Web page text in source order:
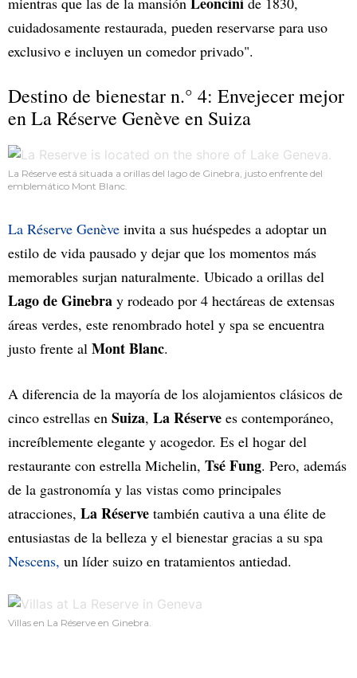
cuidadosamente restaurada, pueden reservarse para uso
exclusivo e incluyen un comedor privado".
Destino de bienestar n.° 4: Envejecer mejor
en La Réserve Genève en Suiza
La Réserve está situada a orillas del lago de Ginebra, justo enfrente del
emblemático Mont Blanc.
La Réserve Genève invita a sus huéspedes a adoptar un
estilo de vida pausado y dejar que los momentos más
memorables surjan naturalmente. Ubicado a orillas del
Lago de Ginebra y rodeado por 4 hectáreas de extensas
áreas verdes, este renombrado hotel y spa se encuentra
justo frente al Mont Blanc.
A diferencia de la mayoría de los alojamientos clásicos de
cinco estrellas en Suiza, La Réserve es contemporáneo,
increíblemente elegante y acogedor. Es el hogar del
restaurante con estrella Michelin, Tsé Fung. Pero, además
de la gastronomía y las vistas como principales
atracciones, La Réserve también cautiva a una élite de
entusiastas de la belleza y el bienestar gracias a su spa
Nescens, un líder suizo en tratamientos antiedad.
Villas en La Réserve en Ginebra.